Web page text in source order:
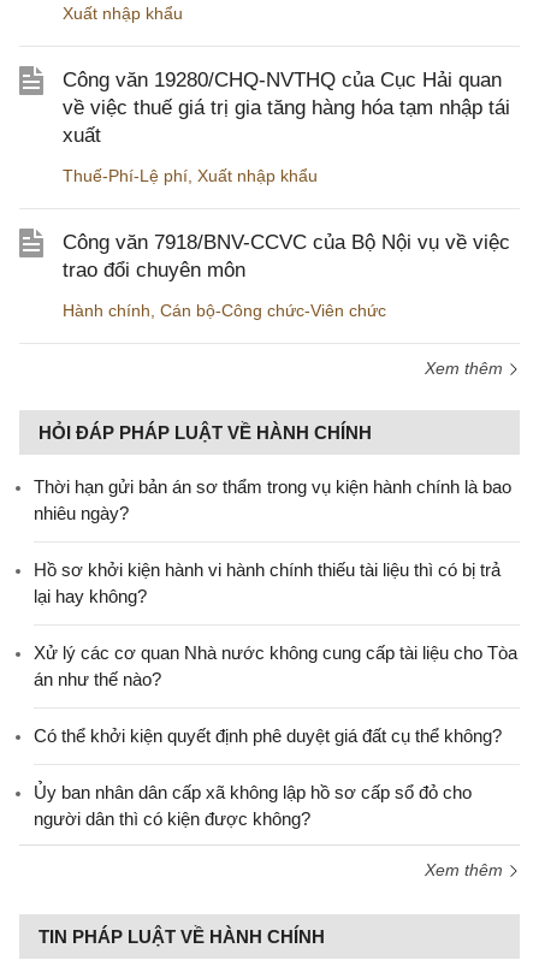
Xuất nhập khẩu
Công văn 19280/CHQ-NVTHQ của Cục Hải quan
về việc thuế giá trị gia tăng hàng hóa tạm nhập tái
xuất
Thuế-Phí-Lệ phí Xuất nhập khẩu
Công văn 7918/BNV-CCVC của Bộ Nội vụ về việc
trao đổi chuyên môn
Hành chính Cán bộ-Công chức-Viên chức
Xem thêm
HỎI ĐÁP PHÁP LUẬT VỀ HÀNH CHÍNH
Thời hạn gửi bản án sơ thẩm trong vụ kiện hành chính là bao
nhiêu ngày?
Hồ sơ khởi kiện hành vi hành chính thiếu tài liệu thì có bị trả
lại hay không?
Xử lý các cơ quan Nhà nước không cung cấp tài liệu cho Tòa
án như thế nào?
Có thể khởi kiện quyết định phê duyệt giá đất cụ thể không?
Ủy ban nhân dân cấp xã không lập hồ sơ cấp sổ đỏ cho
người dân thì có kiện được không?
Xem thêm
TIN PHÁP LUẬT VỀ HÀNH CHÍNH